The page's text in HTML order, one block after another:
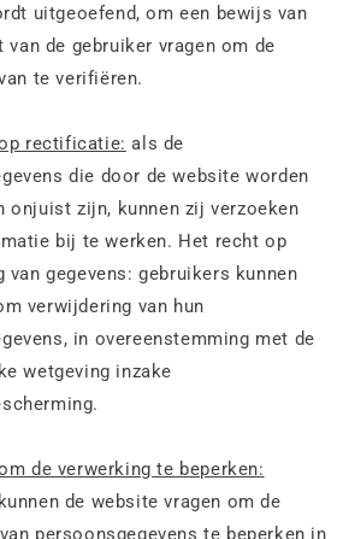
uitgeoefend, om een bewijs van
de gebruiker vragen om de
te verifiëren.
rectificatie: als de
die door de website worden
onjuist zijn, kunnen zij verzoeken
bij te werken. Het recht op
van gegevens: gebruikers kunnen
verwijdering van hun
in overeenstemming met de
wetgeving inzake
de verwerking te beperken:
de website vragen om de
persoonsgegevens te beperken in